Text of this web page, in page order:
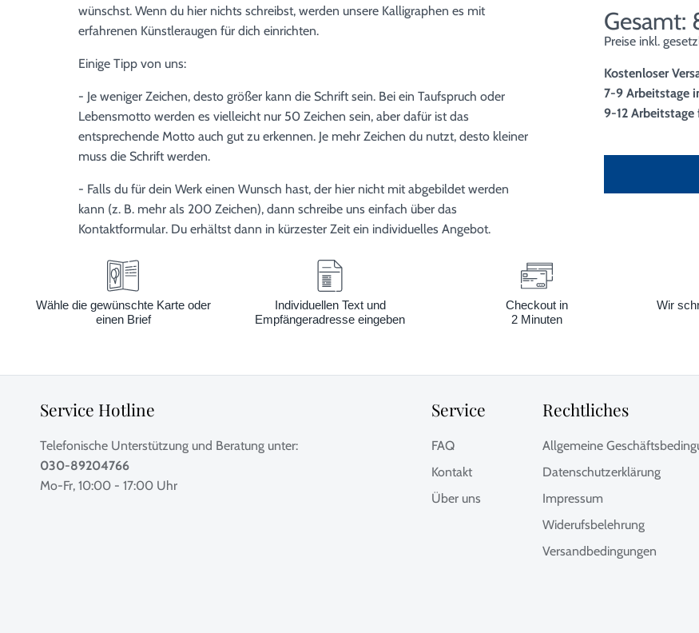
wünschst. Wenn du hier nichts schreibst, werden unsere Kalligraphen es mit
erfahrenen Künstleraugen für dich einrichten.
Einige Tipp von uns:
- Je weniger Zeichen, desto größer kann die Schrift sein. Bei ein Taufspruch oder
Lebensmotto werden es vielleicht nur 50 Zeichen sein, aber dafür ist das
entsprechende Motto auch gut zu erkennen. Je mehr Zeichen du nutzt, desto kleiner
muss die Schrift werden.
- Falls du für dein Werk einen Wunsch hast, der hier nicht mit abgebildet werden
kann (z. B. mehr als 200 Zeichen), dann schreibe uns einfach über das
Kontaktformular. Du erhältst dann in kürzester Zeit ein individuelles Angebot.
Preise inkl.
Kostenloser
7-9 Arbeitstage
9-12 Arbeitstage
Wähle die gewünschte Karte oder
einen Brief
Individuellen Text und
Empfängeradresse eingeben
Checkout in
2 Minuten
Wir
Service Hotline
Telefonische Unterstützung und Beratung unter:
030-89204766
Mo-Fr, 10:00 - 17:00 Uhr
Service
FAQ
Kontakt
Über uns
Rechtliches
Allgemeine
Datenschutzerklärung
Impressum
Widerufsbelehrung
Versandbedingungen